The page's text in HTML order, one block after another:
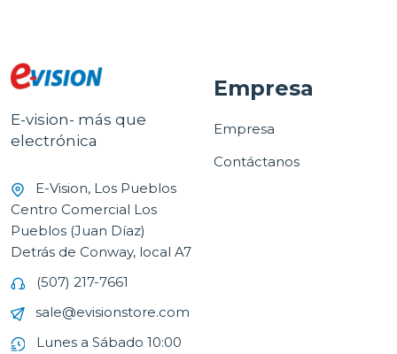
E-vision- más que
electrónica
E-Vision, Los Pueblos
Centro Comercial Los
Pueblos (Juan Díaz)
Detrás de Conway, local A7
(507) 217-7661
sale@evisionstore.com
Lunes a Sábado 10:00
Empresa
Empresa
Contáctanos